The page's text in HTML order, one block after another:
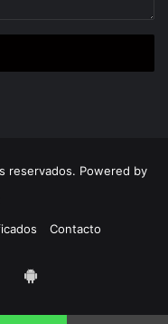
reservados. Powered by
Contacto
Android